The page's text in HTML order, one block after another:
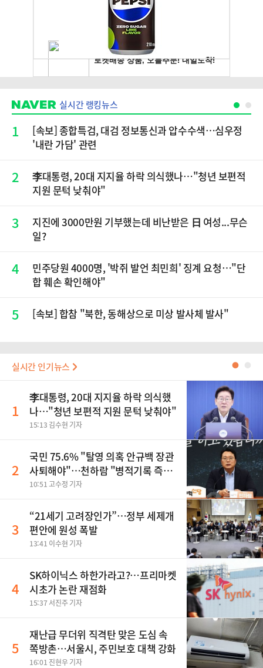
실시간 랭킹뉴스
1
[속보] 종합특검, 대검 정보통신과 압수수색…심우정
'내란 가담' 관련
2
李대통령, 20대 지지율 하락 의식했나…"청년 보편적
지원 문턱 낮춰야"
3
지진에 3000만원 기부했는데 비난받은 日 여성...무슨
일?
4
민주당원 4000명, '박쥐 발언 최민희' 징계 요청…"단
합 훼손 확인해야"
5 [속보] 합참 "북한, 동해상으로 미상 발사체 발사"
실시간 인기뉴스 ●
1
李대통령, 20대 지지율 하락 의식했
나…"청년 보편적 지원 문턱 낮춰야"
15:13 김수현 기자
2
국민 75.6% "탈영 의혹 안규백 장관
사퇴해야"…천하람 "병적기록 즉각
공개하라"
10:51 고수정 기자
3
“21세기 고려장인가”…정부 세제개
편안에 원성 폭발
13:41 이수현 기자
4
SK하이닉스 하한가라고?…프리마켓
시초가 논란 재점화
15:37 서진주 기자
5
재난급 무더위 직격탄 맞은 도심 속
쪽방촌…서울시, 주민보호 대책 강화
16:01 진현우 기자